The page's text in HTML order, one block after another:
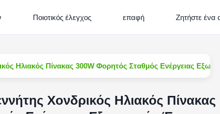
Ποιοτικός έλεγχος επαφή Ζητήστε
Ηλιακός Πίνακας 300W Φορητός Σταθμός Ενέργειας
Χονδρικός Ηλιακός Πίνακας